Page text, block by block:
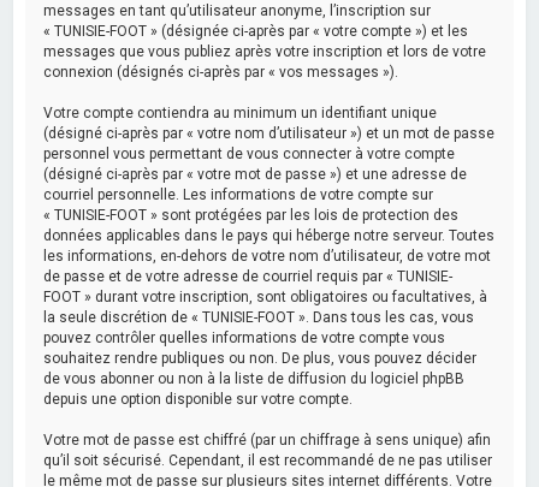
messages en tant qu’utilisateur anonyme, l’inscription sur
« TUNISIE-FOOT » (désignée ci-après par « votre compte ») et les
messages que vous publiez après votre inscription et lors de votre
connexion (désignés ci-après par « vos messages »).
Votre compte contiendra au minimum un identifiant unique
(désigné ci-après par « votre nom d’utilisateur ») et un mot de passe
personnel vous permettant de vous connecter à votre compte
(désigné ci-après par « votre mot de passe ») et une adresse de
courriel personnelle. Les informations de votre compte sur
« TUNISIE-FOOT » sont protégées par les lois de protection des
données applicables dans le pays qui héberge notre serveur. Toutes
les informations, en-dehors de votre nom d’utilisateur, de votre mot
de passe et de votre adresse de courriel requis par « TUNISIE-
FOOT » durant votre inscription, sont obligatoires ou facultatives, à
la seule discrétion de « TUNISIE-FOOT ». Dans tous les cas, vous
pouvez contrôler quelles informations de votre compte vous
souhaitez rendre publiques ou non. De plus, vous pouvez décider
de vous abonner ou non à la liste de diffusion du logiciel phpBB
depuis une option disponible sur votre compte.
Votre mot de passe est chiffré (par un chiffrage à sens unique) afin
qu’il soit sécurisé. Cependant, il est recommandé de ne pas utiliser
le même mot de passe sur plusieurs sites internet différents. Votre